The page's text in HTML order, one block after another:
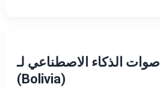
أصوات الذكاء الاصطناعي لـ Spanish
(Bolivia)